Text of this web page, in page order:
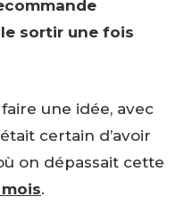
sortir une fois
une idée, avec
certain d’avoir
on dépassait cette
.